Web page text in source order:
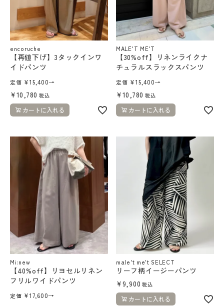
encoruche
【再値下げ】3タックインワ
イドパンツ
定価 ¥15,400→
¥10,780 税込
カートに入れる
MALE'T ME'T
【30%off】リネンライクナ
チュラルスラックスパンツ
定価 ¥15,400→
¥10,780 税込
カートに入れる
Mi:new
【40%off】リヨセルリネン
フリルワイドパンツ
定価 ¥17,600→
male't me't SELECT
リーフ柄イージーパンツ
¥9,900 税込
カートに入れる